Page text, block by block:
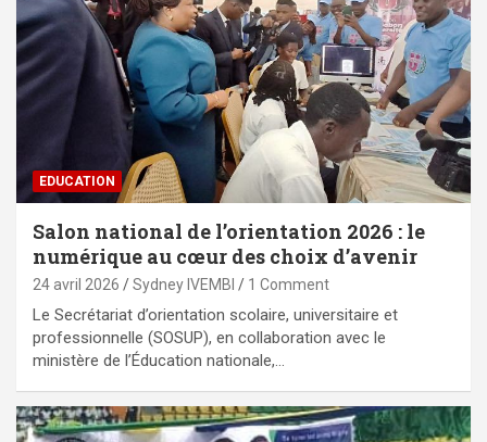
EDUCATION
Salon national de l’orientation 2026 : le
numérique au cœur des choix d’avenir
24 avril 2026 Sydney IVEMBI 1 Comment
Le Secrétariat d’orientation scolaire, universitaire et
professionnelle (SOSUP), en collaboration avec le
ministère de l’Éducation nationale,…